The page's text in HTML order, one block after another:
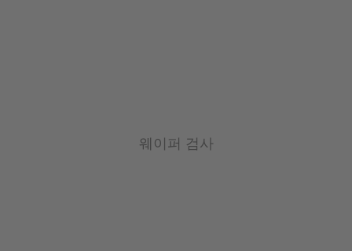
웨이퍼 검사